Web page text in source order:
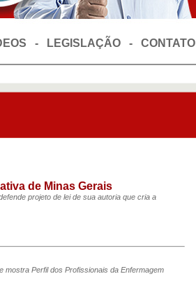
- LEGISLAÇÃO - CONTATO
de Minas Gerais
projeto de lei de sua autoria que cria a
mostra Perfil dos Profissionais da Enfermagem